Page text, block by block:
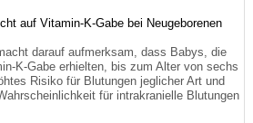
auf Vitamin-K-Gabe bei Neugeborenen
darauf aufmerksam, dass Babys, die
K-Gabe erhielten, bis zum Alter von sechs
Risiko für Blutungen jeglicher Art und
für intrakranielle Blutungen